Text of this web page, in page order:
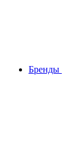
Бренды